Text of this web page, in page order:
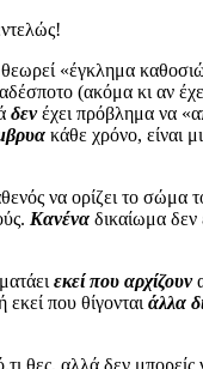
«έγκλημα
(ακόμα κι αν
δενέχει πρόβλημα να
κάθε χρόνο, είναι
να ορίζει το σώμα
Κανένα δικαίωμα δεν
εκεί που αρχίζουν
εκεί που θίγονται άλλα
θες, αλλά δεν μπορείς